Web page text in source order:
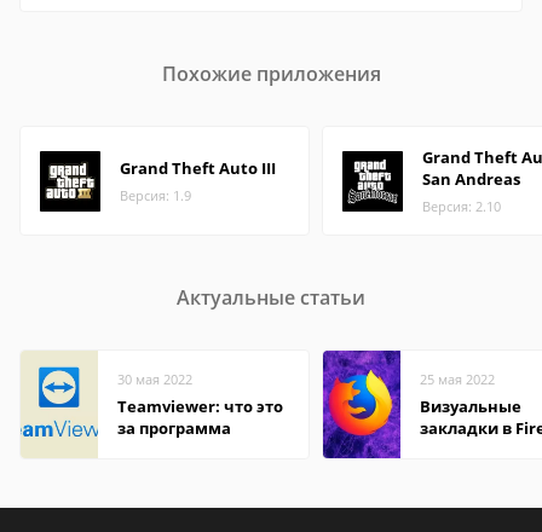
Похожие приложения
Grand Theft Auto III
Версия: 1.9
Grand Theft
San Andreas
Версия: 2.10
Актуальные статьи
30 мая 2022
Teamviewer: что это
за программа
25 мая 2022
Визуальные
закладки в